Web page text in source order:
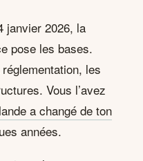
janvier 2026, la
pose les bases.
les
Vous l’avez
lande a changé de ton
années.